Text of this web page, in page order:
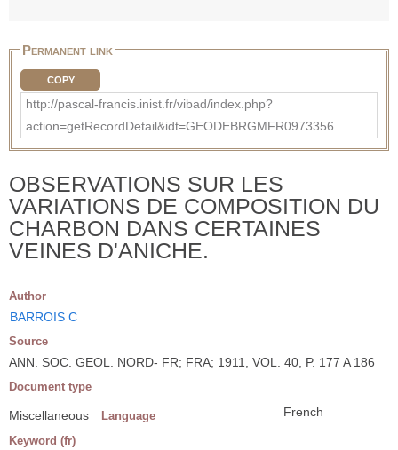
Permanent link
COPY
http://pascal-francis.inist.fr/vibad/index.php?
action=getRecordDetail&idt=GEODEBRGMFR0973356
OBSERVATIONS SUR LES
VARIATIONS DE COMPOSITION DU
CHARBON DANS CERTAINES
VEINES D'ANICHE.
Author
BARROIS C
Source
ANN. SOC. GEOL. NORD- FR; FRA; 1911, VOL. 40, P. 177 A 186
Document type
Miscellaneous Language French
Keyword (fr)